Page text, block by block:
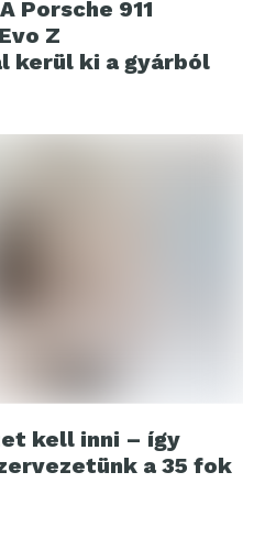
Porsche 911
Z
kerül ki a gyárból
kell inni – így
a 35 fok